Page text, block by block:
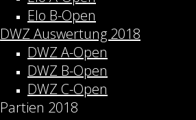
Elo B-Open
DWZ Auswertung 2018
DWZ A-Open
DWZ B-Open
DWZ C-Open
Partien 2018